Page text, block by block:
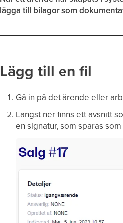
lägga till bilagor som
Lägg till en fil
Gå in på det ärende eller
Längst ner finns ett avsnitt
en signatur, som sparas